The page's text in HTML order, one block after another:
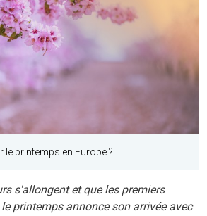
le printemps en Europe ?
s'allongent et que les premiers
printemps annonce son arrivée avec